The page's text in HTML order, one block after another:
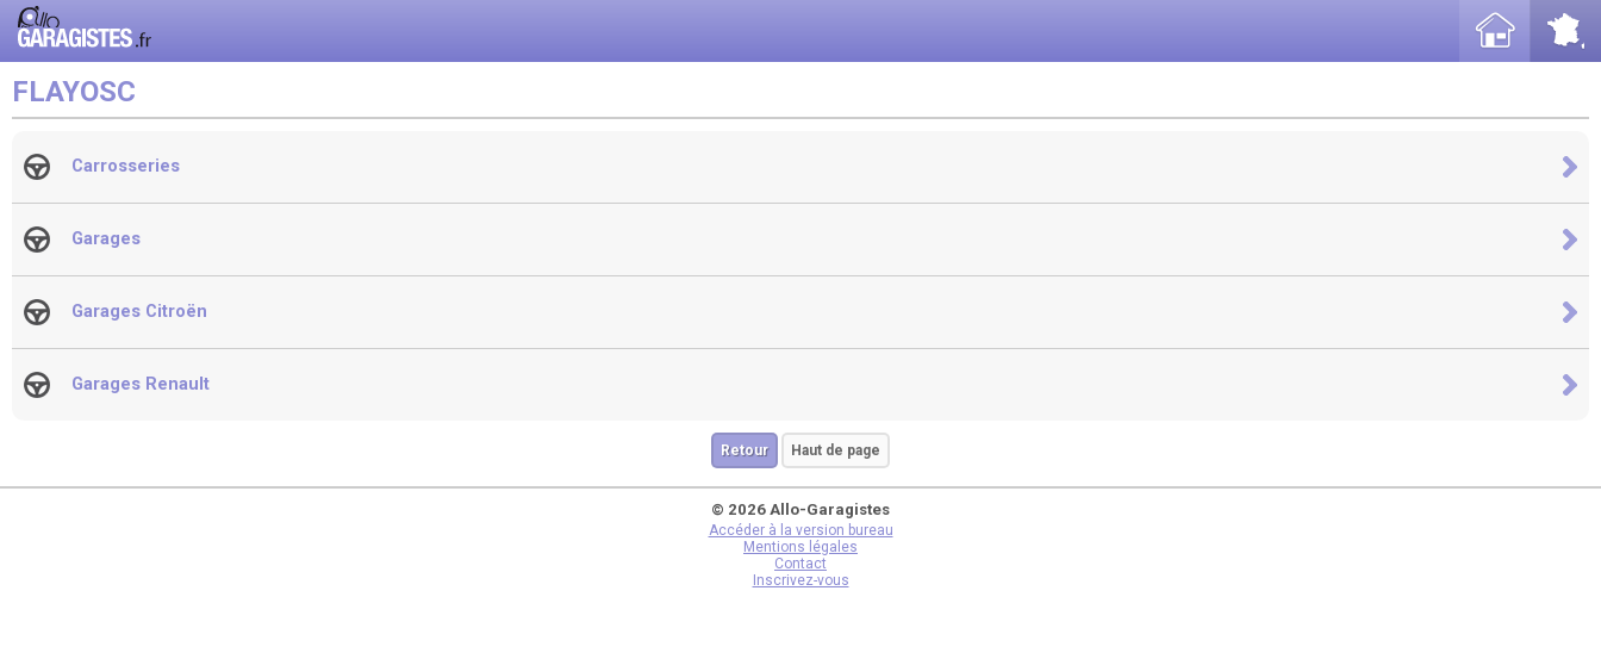
FLAYOSC
Carrosseries
Garages
Garages Citroën
Garages Renault
Retour Haut de page
© 2026 Allo-Garagistes
Accéder à la version bureau
Mentions légales
Contact
Inscrivez-vous